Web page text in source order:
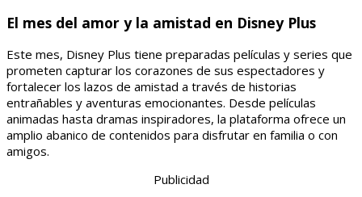
El mes del amor y la amistad en Disney Plus
Este mes, Disney Plus tiene preparadas películas y series que
prometen capturar los corazones de sus espectadores y
fortalecer los lazos de amistad a través de historias
entrañables y aventuras emocionantes. Desde películas
animadas hasta dramas inspiradores, la plataforma ofrece un
amplio abanico de contenidos para disfrutar en familia o con
amigos.
Publicidad